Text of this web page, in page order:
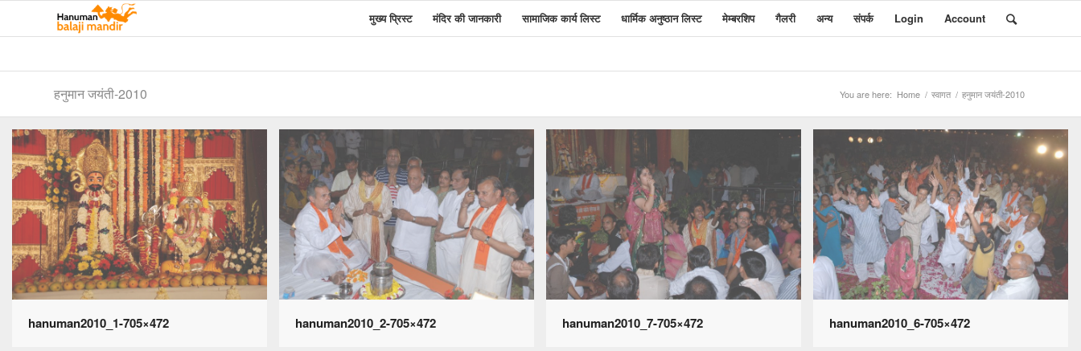
मुख्य प्रिस्ट मंदिर की जानकारी सामाजिक कार्य लिस्ट धार्मिक अनुष्ठान लिस्ट मेम्बरशिप गैलरी अन्य संपर्क Login Account
हनुमान जयंती-2010 You are here: Home / स्वागत / हनुमान जयंती-2010
hanuman2010_1-705×472 hanuman2010_2-705×472 hanuman2010_7-705×472 hanuman2010_6-705×472